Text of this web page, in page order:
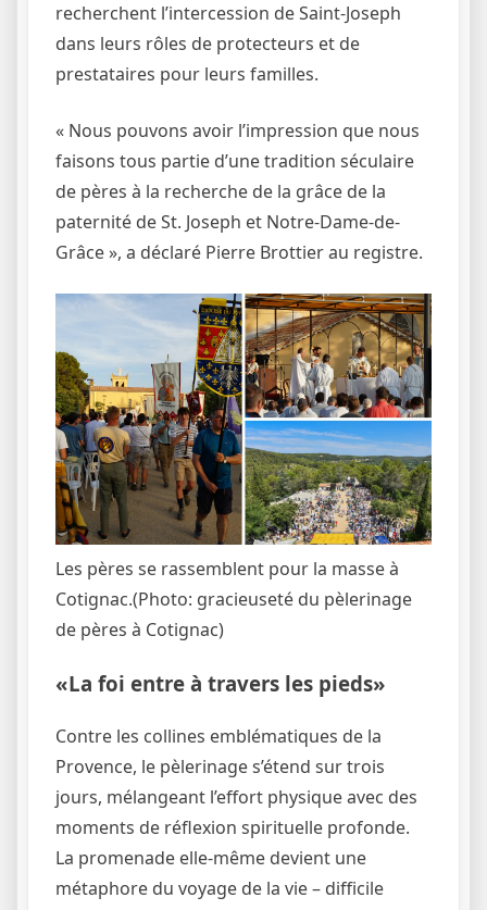
recherchent l’intercession de Saint-Joseph
dans leurs rôles de protecteurs et de
prestataires pour leurs familles.
« Nous pouvons avoir l’impression que nous
faisons tous partie d’une tradition séculaire
de pères à la recherche de la grâce de la
paternité de St. Joseph et Notre-Dame-de-
Grâce », a déclaré Pierre Brottier au registre.
Les pères se rassemblent pour la masse à
Cotignac.(Photo: gracieuseté du pèlerinage
de pères à Cotignac)
«La foi entre à travers les pieds»
Contre les collines emblématiques de la
Provence, le pèlerinage s’étend sur trois
jours, mélangeant l’effort physique avec des
moments de réflexion spirituelle profonde.
La promenade elle-même devient une
métaphore du voyage de la vie – difficile